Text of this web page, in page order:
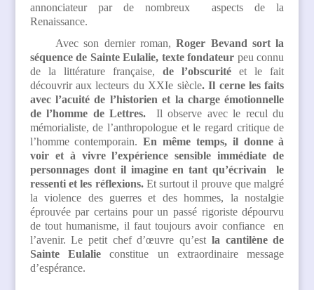
annonciateur par de nombreux aspects de la
Renaissance.
Avec son dernier roman,Roger Bevand sort la
séquence de Sainte Eulalie, texte fondateur peu connu
de la littérature française, de l’obscurité et le fait
découvrir aux lecteurs du XXIe siècle. Il cerne les faits
avec l’acuité de l’historien et la charge émotionnelle
de l’homme de Lettres. Il observe avec le recul du
mémorialiste, de l’anthropologue et le regard critique de
l’homme contemporain.En même temps, il donne à
voir et à vivre l’expérience sensible immédiate de
personnages dont il imagine en tant qu’écrivain le
ressenti et les réflexions. Et surtout il prouve que malgré
la violence des guerres et des hommes, la nostalgie
éprouvée par certains pour un passé rigoriste dépourvu
de tout humanisme, il faut toujours avoir confiance en
l’avenir. Le petit chef d’œuvre qu’est la cantilène de
Sainte Eulalieconstitue un extraordinaire message
d’espérance.